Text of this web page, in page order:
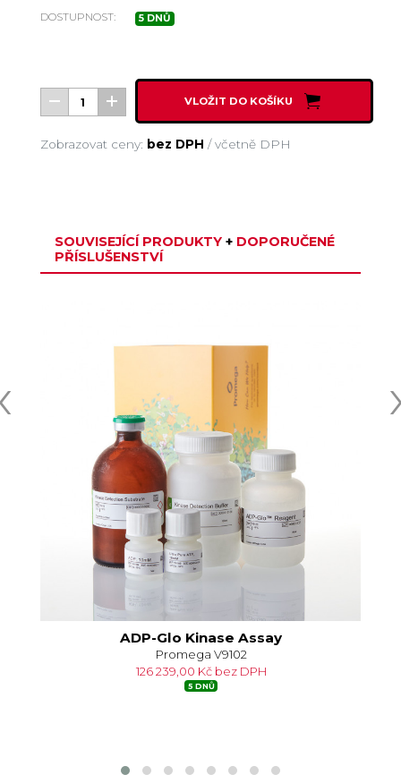
DOSTUPNOST: 5 DNŮ
VLOŽIT DO KOŠÍKU
Zobrazovat ceny: bez DPH /včetně DPH
SOUVISEJÍCÍ PRODUKTY +DOPORUČENÉ
PŘÍSLUŠENSTVÍ
ADP-Glo Kinase Assay
Promega V9102
126 239,00 Kč bez DPH
5 DNŮ